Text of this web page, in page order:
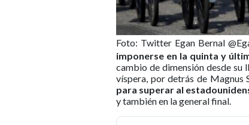
Foto: Twitter Egan Bernal
imponerse en la quinta y
cambio de dimensión desde su
víspera, por detrás de Magnus
para superar al
y también en la general final.